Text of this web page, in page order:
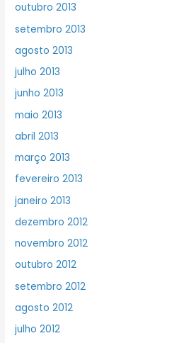
outubro 2013
setembro 2013
agosto 2013
julho 2013
junho 2013
maio 2013
abril 2013
março 2013
fevereiro 2013
janeiro 2013
dezembro 2012
novembro 2012
outubro 2012
setembro 2012
agosto 2012
julho 2012